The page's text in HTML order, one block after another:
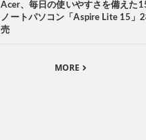
Acer、毎日の使いやすさを備えた
ノートパソコン「Aspire Lite 15」
売
MORE